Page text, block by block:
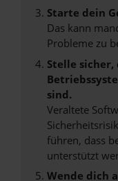
Starte dein
Das kann
Probleme zu
Stelle sicher,
sind.
Veraltete
führen, dass
unterstützt
Wende dich